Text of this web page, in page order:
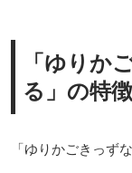
「ゆりか
る」の特
「ゆりかごきっず